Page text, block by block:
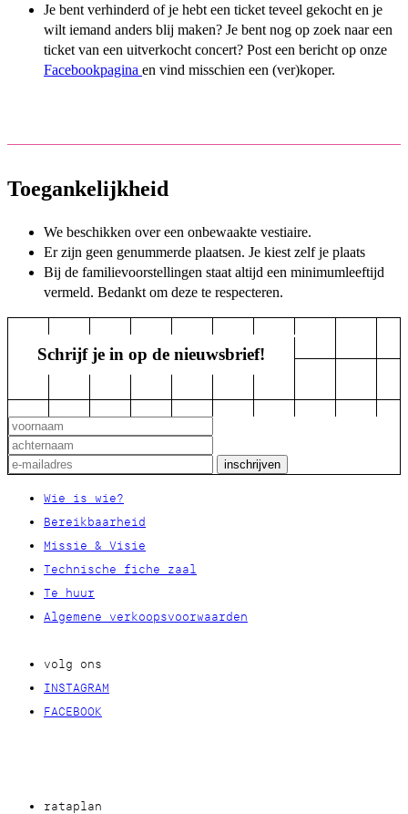
Je bent verhinderd of je hebt een ticket teveel gekocht en je
wilt iemand anders blij maken? Je bent nog op zoek naar een
ticket van een uitverkocht concert? Post een bericht op onze
Facebookpagina en vind misschien een (ver)koper.
Toegankelijkheid
We beschikken over een onbewaakte vestiaire.
Er zijn geen genummerde plaatsen. Je kiest zelf je plaats
Bij de familievoorstellingen staat altijd een minimumleeftijd
vermeld. Bedankt om deze te respecteren.
Schrijf je in op de nieuwsbrief!
Wie is wie?
Bereikbaarheid
Missie & Visie
Technische fiche zaal
Te huur
Algemene verkoopsvoorwaarden
volg ons
INSTAGRAM
FACEBOOK
rataplan